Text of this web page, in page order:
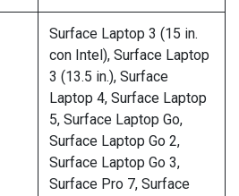
Surface Laptop 3 (15 in.
con Intel), Surface Laptop
3 (13.5 in.), Surface
Laptop 4, Surface Laptop
5, Surface Laptop Go,
Surface Laptop Go 2,
Surface Laptop Go 3,
Surface Pro 7, Surface